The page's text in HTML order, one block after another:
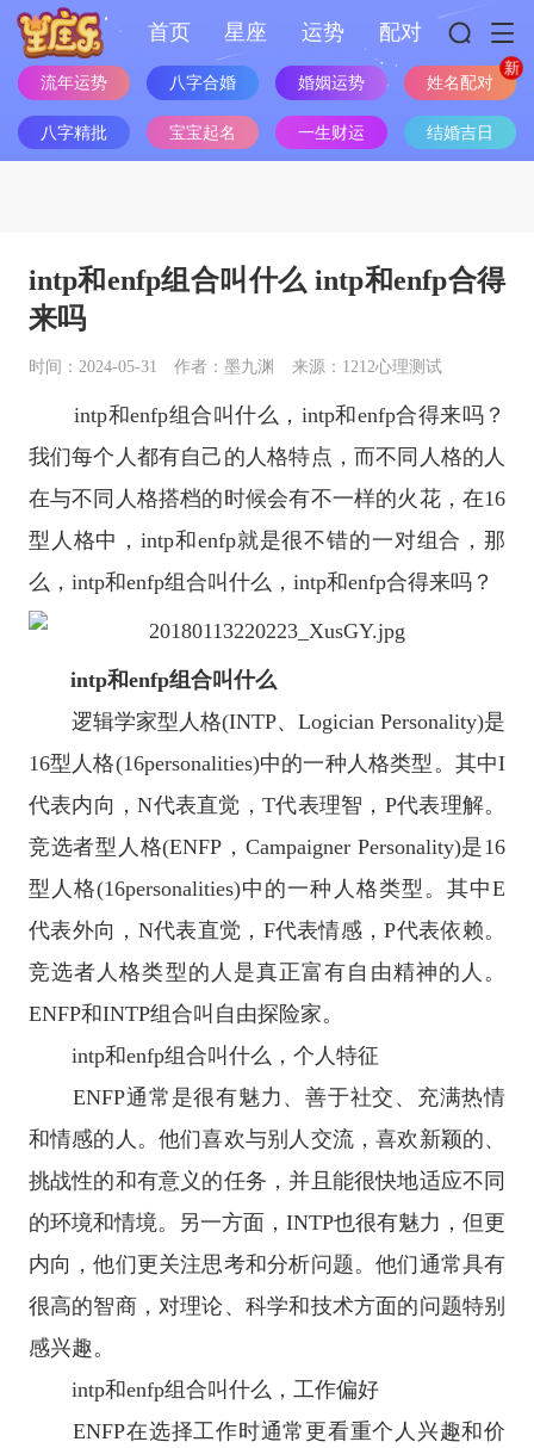
首页 星座 运势 配对
流年运势 八字合婚 婚姻运势 姓名配对
八字精批 宝宝起名 一生财运 结婚吉日
intp和enfp组合叫什么 intp和enfp合得
来吗
时间：2024-05-31 作者：墨九渊 来源：1212心理测试
intp和enfp组合叫什么，intp和enfp合得来吗？
我们每个人都有自己的人格特点，而不同人格的人
在与不同人格搭档的时候会有不一样的火花，在16
型人格中，intp和enfp就是很不错的一对组合，那
么，intp和enfp组合叫什么，intp和enfp合得来吗？
intp和enfp组合叫什么
逻辑学家型人格(INTP、Logician Personality)是
16型人格(16personalities)中的一种人格类型。其中I
代表内向，N代表直觉，T代表理智，P代表理解。
竞选者型人格(ENFP，Campaigner Personality)是16
型人格(16personalities)中的一种人格类型。其中E
代表外向，N代表直觉，F代表情感，P代表依赖。
竞选者人格类型的人是真正富有自由精神的人。
ENFP和INTP组合叫自由探险家。
intp和enfp组合叫什么，个人特征
ENFP通常是很有魅力、善于社交、充满热情
和情感的人。他们喜欢与别人交流，喜欢新颖的、
挑战性的和有意义的任务，并且能很快地适应不同
的环境和情境。另一方面，INTP也很有魅力，但更
内向，他们更关注思考和分析问题。他们通常具有
很高的智商，对理论、科学和技术方面的问题特别
感兴趣。
intp和enfp组合叫什么，工作偏好
ENFP在选择工作时通常更看重个人兴趣和价